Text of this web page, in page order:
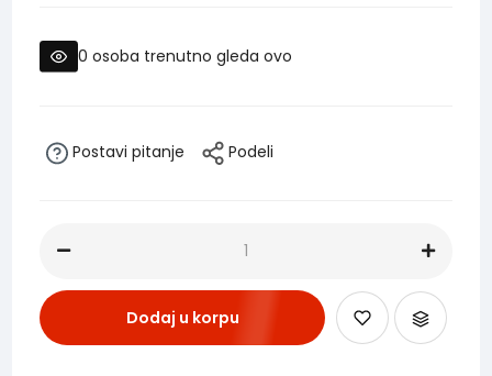
0 osoba trenutno gleda ovo
Postavi pitanje Podeli
Dodaj u korpu